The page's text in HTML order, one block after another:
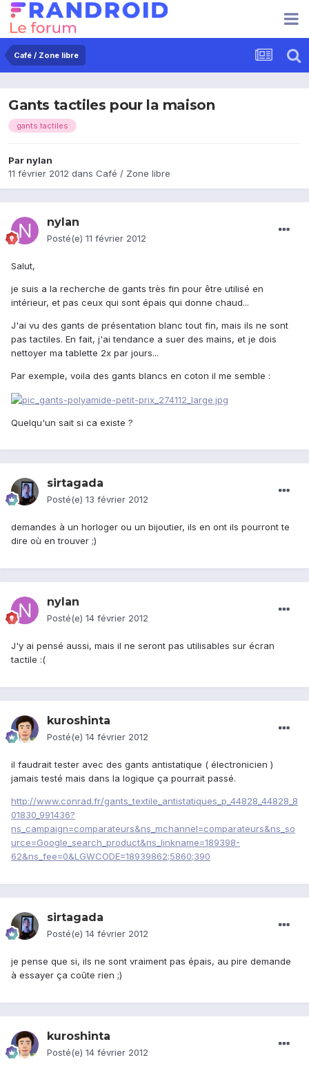
Café / Zone libre
Gants tactiles pour la maison
gants tactiles
Par nylan
11 février 2012 dans Café / Zone libre
nylan
Posté(e) 11 février 2012
Salut,
je suis a la recherche de gants très fin pour être utilisé en
intérieur, et pas ceux qui sont épais qui donne chaud...
J'ai vu des gants de présentation blanc tout fin, mais ils ne sont
pas tactiles. En fait, j'ai tendance a suer des mains, et je dois
nettoyer ma tablette 2x par jours...
Par exemple, voila des gants blancs en coton il me semble :
Quelqu'un sait si ca existe ?
sirtagada
Posté(e) 13 février 2012
demandes à un horloger ou un bijoutier, ils en ont ils pourront te
dire où en trouver ;)
nylan
Posté(e) 14 février 2012
J'y ai pensé aussi, mais il ne seront pas utilisables sur écran
tactile :(
kuroshinta
Posté(e) 14 février 2012
il faudrait tester avec des gants antistatique ( électronicien )
jamais testé mais dans la logique ça pourrait passé.
http://www.conrad.fr/gants_textile_antistatiques_p_44828_44828_8
01830_991436?
ns_campaign=comparateurs&ns_mchannel=comparateurs&ns_so
urce=Google_search_product&ns_linkname=189398-
62&ns_fee=0&LGWCODE=18939862;5860;390
sirtagada
Posté(e) 14 février 2012
je pense que si, ils ne sont vraiment pas épais, au pire demande
à essayer ça coûte rien ;)
kuroshinta
Posté(e) 14 février 2012